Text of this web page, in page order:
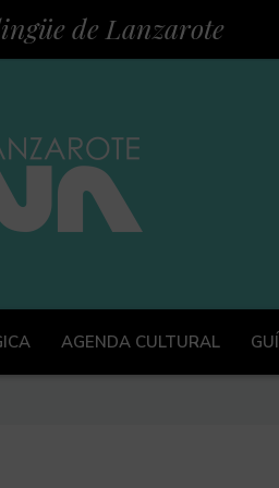
de Lanzarote
AGENDA CULTURAL